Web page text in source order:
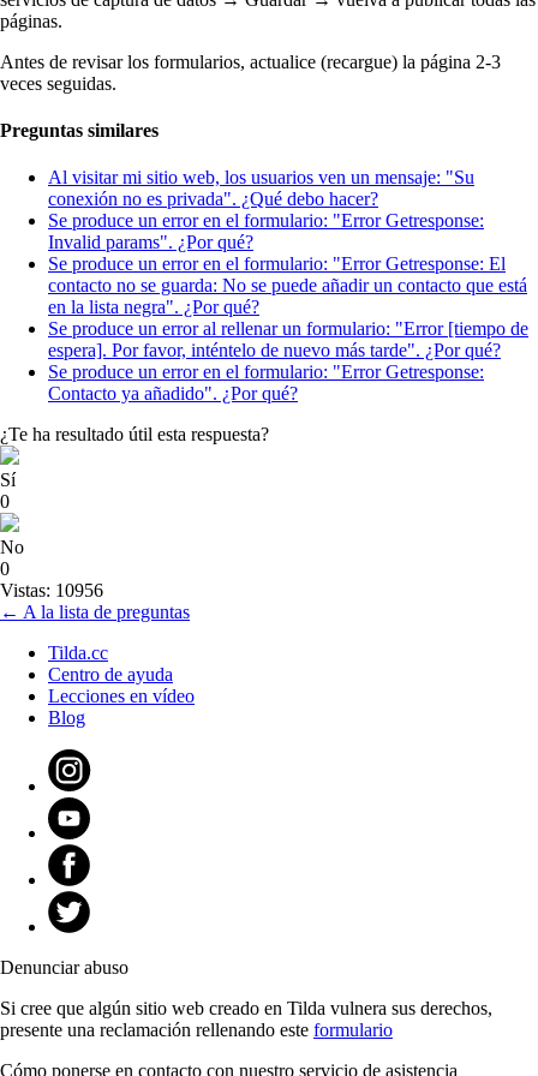
páginas.
Antes de revisar los formularios, actualice (recargue) la página 2-3
veces seguidas.
Preguntas similares
Al visitar mi sitio web, los usuarios ven un mensaje: "Su
conexión no es privada". ¿Qué debo hacer?
Se produce un error en el formulario: "Error Getresponse:
Invalid params". ¿Por qué?
Se produce un error en el formulario: "Error Getresponse: El
contacto no se guarda: No se puede añadir un contacto que está
en la lista negra". ¿Por qué?
Se produce un error al rellenar un formulario: "Error [tiempo de
espera]. Por favor, inténtelo de nuevo más tarde". ¿Por qué?
Se produce un error en el formulario: "Error Getresponse:
Contacto ya añadido". ¿Por qué?
¿Te ha resultado útil esta respuesta?
Sí
0
No
0
Vistas: 10956
← A la lista de preguntas
Tilda.cc
Centro de ayuda
Lecciones en vídeo
Blog
Denunciar abuso
Si cree que algún sitio web creado en Tilda vulnera sus derechos,
presente una reclamación rellenando este formulario
Cómo ponerse en contacto con nuestro servicio de asistencia